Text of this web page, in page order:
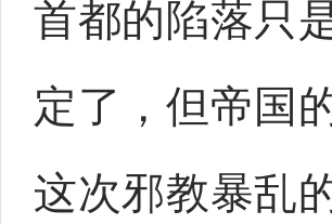
首都的陷落只
定了，但帝国
这次邪教暴乱